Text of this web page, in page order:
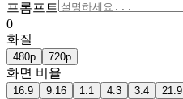
프롬프트
0
화질
480p 720p
화면 비율
16:9 9:16 1:1 4:3 3:4 21:9